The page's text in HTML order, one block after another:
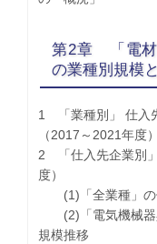
第2章 「電材
の業種別規模
1 「業種別」 仕入
（2017～2021年度）
2 「仕入先企業別
度）
(1)「全業種」の
(2)「電気機械器
規模推移